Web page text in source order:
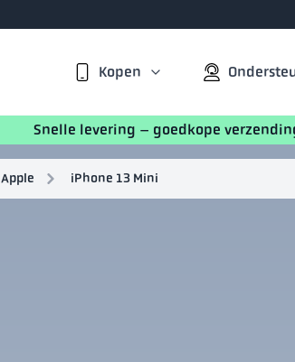
Kopen
Snelle levering – goedkope
Apple iPhone 13 Mini